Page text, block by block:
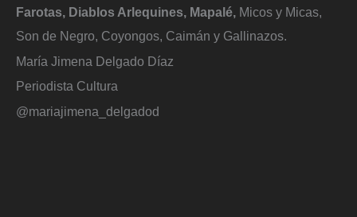
Farotas, Diablos Arlequines, Mapalé, Micos y Micas,
Son de Negro, Coyongos, Caimán y Gallinazos.
María Jimena Delgado Díaz
Periodista Cultura
@mariajimena_delgadod